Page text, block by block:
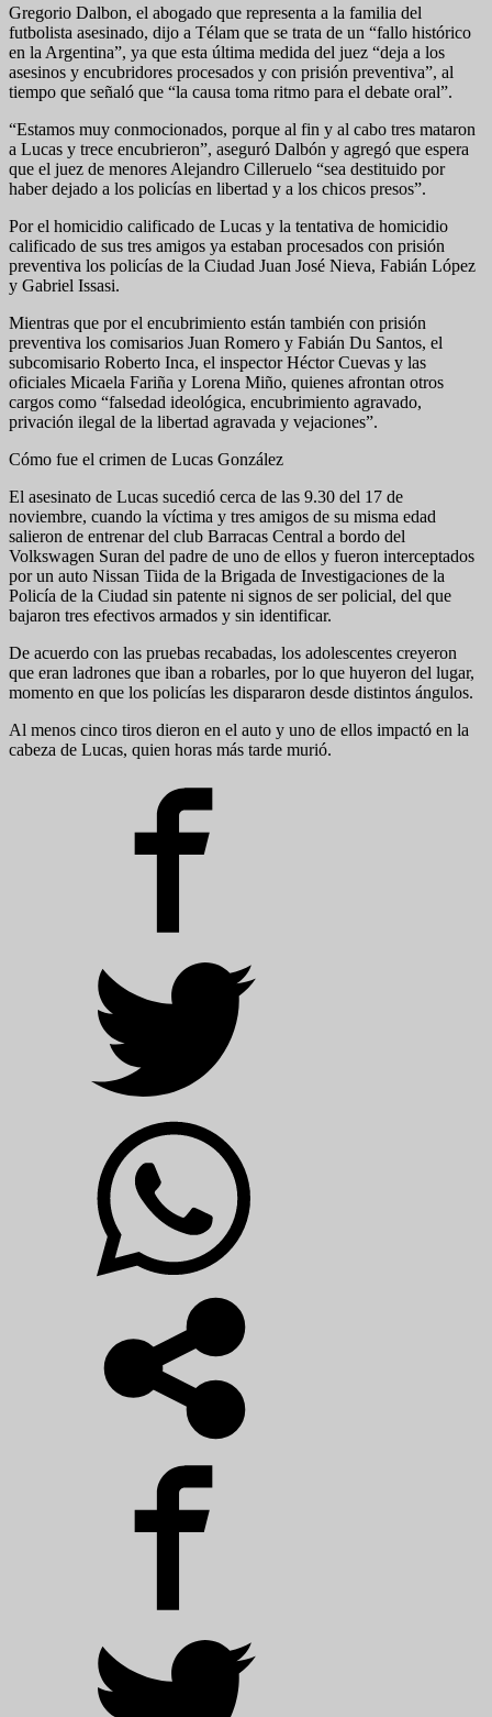
Gregorio Dalbon, el abogado que representa a la familia del
futbolista asesinado, dijo a Télam que se trata de un “fallo histórico
en la Argentina”, ya que esta última medida del juez “deja a los
asesinos y encubridores procesados y con prisión preventiva”, al
tiempo que señaló que “la causa toma ritmo para el debate oral”.
“Estamos muy conmocionados, porque al fin y al cabo tres mataron
a Lucas y trece encubrieron”, aseguró Dalbón y agregó que espera
que el juez de menores Alejandro Cilleruelo “sea destituido por
haber dejado a los policías en libertad y a los chicos presos”.
Por el homicidio calificado de Lucas y la tentativa de homicidio
calificado de sus tres amigos ya estaban procesados con prisión
preventiva los policías de la Ciudad Juan José Nieva, Fabián López
y Gabriel Issasi.
Mientras que por el encubrimiento están también con prisión
preventiva los comisarios Juan Romero y Fabián Du Santos, el
subcomisario Roberto Inca, el inspector Héctor Cuevas y las
oficiales Micaela Fariña y Lorena Miño, quienes afrontan otros
cargos como “falsedad ideológica, encubrimiento agravado,
privación ilegal de la libertad agravada y vejaciones”.
Cómo fue el crimen de Lucas González
El asesinato de Lucas sucedió cerca de las 9.30 del 17 de
noviembre, cuando la víctima y tres amigos de su misma edad
salieron de entrenar del club Barracas Central a bordo del
Volkswagen Suran del padre de uno de ellos y fueron interceptados
por un auto Nissan Tiida de la Brigada de Investigaciones de la
Policía de la Ciudad sin patente ni signos de ser policial, del que
bajaron tres efectivos armados y sin identificar.
De acuerdo con las pruebas recabadas, los adolescentes creyeron
que eran ladrones que iban a robarles, por lo que huyeron del lugar,
momento en que los policías les dispararon desde distintos ángulos.
Al menos cinco tiros dieron en el auto y uno de ellos impactó en la
cabeza de Lucas, quien horas más tarde murió.